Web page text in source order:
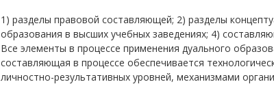
1) разделы правовой составляющей; 2) разделы
образования в высших учебных заведениях; 4)
Все элементы в процессе применения дуального
составляющая в процессе обеспечивается
личностно-результативных уровней, механизмами